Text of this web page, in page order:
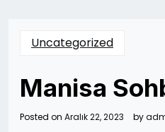
Uncategorized
Manisa
Posted on Aralık 22, 2023 by